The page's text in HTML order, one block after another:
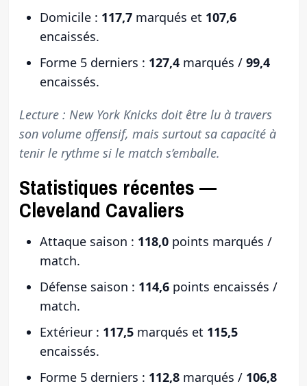
Domicile : 117,7marqués et 107,6
encaissés.
Forme 5 derniers : 127,4marqués / 99,4
encaissés.
Lecture : New York Knicks doit être lu à travers
son volume offensif, mais surtout sa capacité à
tenir le rythme si le match s’emballe.
Statistiques récentes —
Cleveland Cavaliers
Attaque saison : 118,0points marqués /
match.
Défense saison : 114,6points encaissés /
match.
Extérieur : 117,5marqués et 115,5
encaissés.
Forme 5 derniers : 112,8marqués / 106,8